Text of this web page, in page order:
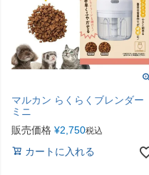
マルカン らくらくブレンダー
ミニ
販売価格 ¥2,750税込
カートに入れる